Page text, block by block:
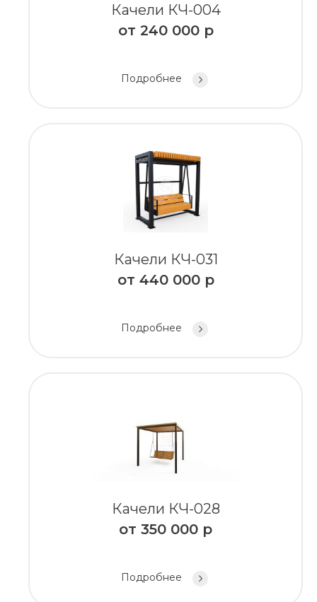
Качели КЧ-004
от 240 000 р
Подробнее
Качели КЧ-031
от 440 000 р
Подробнее
Качели КЧ-028
от 350 000 р
Подробнее